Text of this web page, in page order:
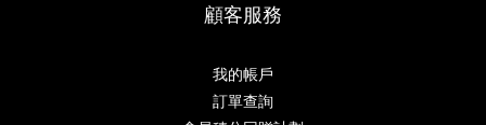
顧客服務
我的帳戶
訂單查詢